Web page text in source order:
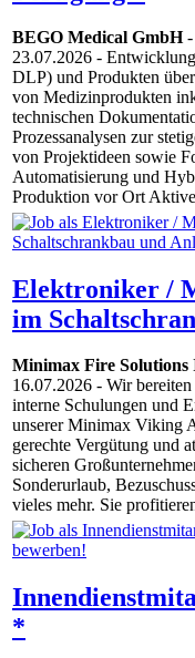
BEGO Medical GmbH-
23.07.2026 -
DLP) und Produkten
von Medizinprodukten
technischen
Prozessanalysen zur
von Projektideen sowie
Automatisierung und
Produktion vor Ort
Elektroniker /
im
Minimax Fire
16.07.2026 - Wir
interne Schulungen und
unserer Minimax Viking
gerechte Vergütung und
sicheren
Sonder­urlaub,
vieles mehr. Sie
*